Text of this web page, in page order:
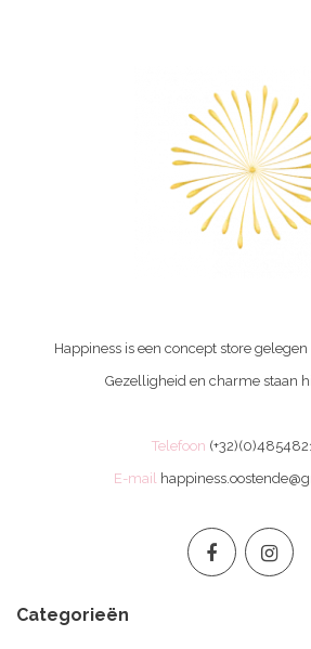
Happiness is een concept store
Gezelligheid en charme staan
Telefoon
E-mail
Categorieën